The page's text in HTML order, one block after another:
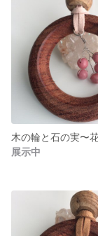
展示中